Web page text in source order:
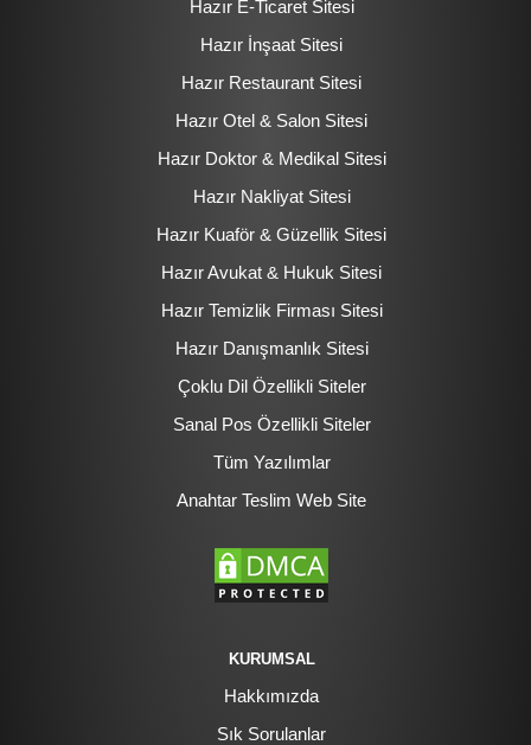
Hazır E-Ticaret Sitesi
Hazır İnşaat Sitesi
Hazır Restaurant Sitesi
Hazır Otel & Salon Sitesi
Hazır Doktor & Medikal Sitesi
Hazır Nakliyat Sitesi
Hazır Kuaför & Güzellik Sitesi
Hazır Avukat & Hukuk Sitesi
Hazır Temizlik Firması Sitesi
Hazır Danışmanlık Sitesi
Çoklu Dil Özellikli Siteler
Sanal Pos Özellikli Siteler
Tüm Yazılımlar
Anahtar Teslim Web Site
KURUMSAL
Hakkımızda
Sık Sorulanlar